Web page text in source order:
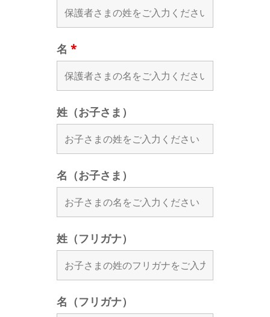
名 *
姓（お子さま）
名（お子さま）
姓（フリガナ）
名（フリガナ）